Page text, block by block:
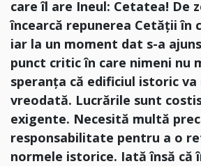
care îl are Ineul: Cetatea! De
încearcă repunerea Cetății în
iar la un moment dat s-a
punct critic în care nimeni nu
speranța că edificiul istoric
vreodată. Lucrările sunt
exigente. Necesită multă
responsabilitate pentru a o
normele istorice. Iată însă că